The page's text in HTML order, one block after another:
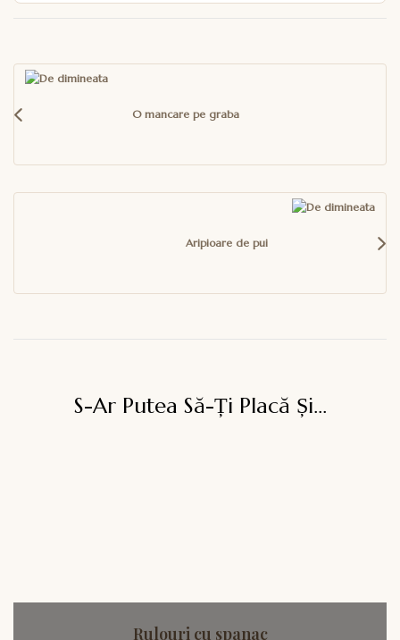
în
articole
O mancare pe graba
Aripioare de pui
S-Ar Putea Să-Ți Placă Și...
Rulouri cu spanac